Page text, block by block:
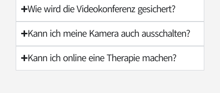
Wie wird die Videokonferenz gesichert?
Kann ich meine Kamera auch ausschalten?
Kann ich online eine Therapie machen?